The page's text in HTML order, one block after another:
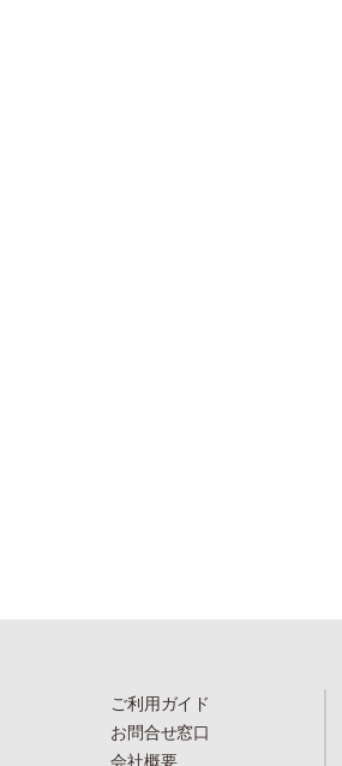
ご利用ガイド
お問合せ窓口
会社概要